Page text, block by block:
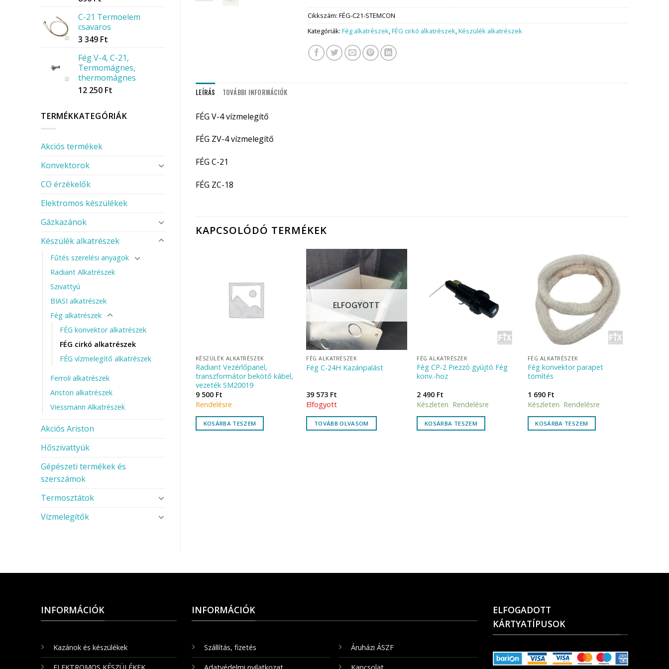
C-21 Termoelem
csavaros
3 349 Ft
Fég V-4, C-21,
Termomágnes,
thermomágnes
12 250 Ft
TERMÉKKATEGÓRIÁK
Akciós termékek
Konvektorok
CO érzékelők
Elektromos készülékek
Gázkazánok
Készülék alkatrészek
Fűtés szerelési anyagok
Radiant Alkatrészek
Szivattyú
BIASI alkatrészek
Fég alkatrészek
FÉG konvektor alkatrészek
FÉG cirkó alkatrészek
FÉG vízmelegítő alkatrészek
Ferroli alkatrészek
Ariston alkatrészek
Viessmann Alkatrészek
Akciós Ariston
Hőszivattyúk
Gépészeti termékek és
szerszámok
Termosztátok
Vízmelegítők
Cikkszám: FÉG-C21-STEMCON
Kategóriák: Fég alkatrészek,FÉG cirkó alkatrészek,Készülék alkatrészek
LEÍRÁS TOVÁBBI INFORMÁCIÓK
FÉG V-4 vízmelegítő
FÉG ZV-4 vízmelegítő
FÉG C-21
FÉG ZC-18
KAPCSOLÓDÓ TERMÉKEK
KÉSZÜLÉK ALKATRÉSZEK
Radiant Vezérlőpanel,
transzformátor bekötő kábel,
vezeték SM20019
9 500 Ft
Rendelésre
KOSÁRBA TESZEM
ELFOGYOTT
FÉG ALKATRÉSZEK
Fég C-24H Kazánpalást
39 573 Ft
Elfogyott
TOVÁBB OLVASOM
FÉG ALKATRÉSZEK
Fég CP-2 Piezzó gyújtó Fég
konv.-hoz
2 490 Ft
Készleten Rendelésre
KOSÁRBA TESZEM
FÉG ALKATRÉSZEK
Fég konvektor parapet
tömítés
1 690 Ft
Készleten Rendelésre
KOSÁRBA TESZEM
FÉG ALKATRÉSZEK
tip.
38 995Ft
Készleten Rendelésre
INFORMÁCIÓK
Kazánok és készülékek
INFORMÁCIÓK
Szállítás, fizetés Áruházi ÁSZF
ELFOGADOTT
KÁRTYATÍPUSOK